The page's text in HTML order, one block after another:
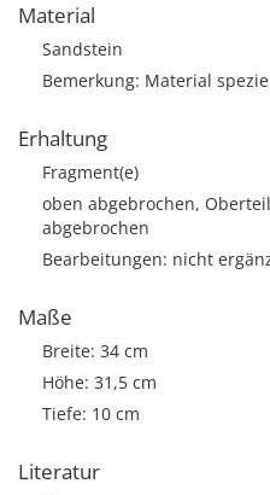
Material
Sandstein
Bemerkung: Material
Erhaltung
Fragment(e)
oben abgebrochen,
abgebrochen
Bearbeitungen: nicht
Maße
Breite: 34 cm
Höhe: 31,5 cm
Tiefe: 10 cm
Literatur